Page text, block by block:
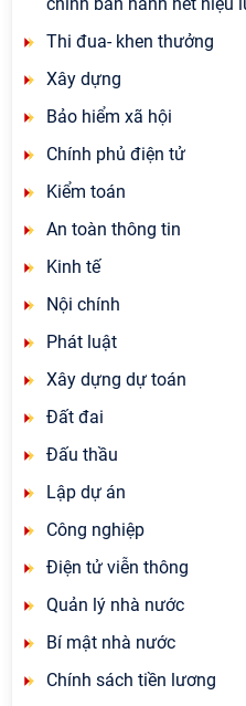
Thi đua- khen thưởng
Xây dựng
Bảo hiểm xã hội
Chính phủ điện tử
Kiểm toán
An toàn thông tin
Kinh tế
Nội chính
Phát luật
Xây dựng dự toán
Đất đai
Đấu thầu
Lập dự án
Công nghiệp
Điện tử viễn thông
Quản lý nhà nước
Bí mật nhà nước
Chính sách tiền lương